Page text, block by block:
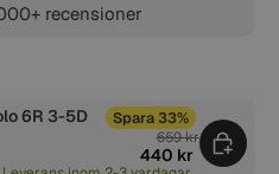
recensioner
6R 3-5D
Spara 33%
659 kr
440 kr